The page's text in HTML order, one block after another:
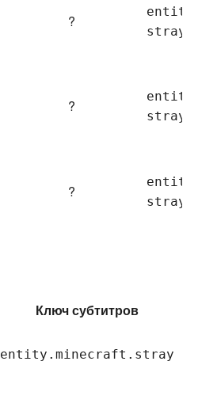
?
stray.
?
stray.
?
stray.
Ключ субтитров
entity.minecraft.stray